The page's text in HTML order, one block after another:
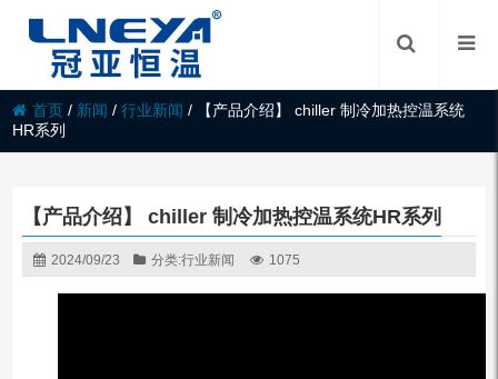
首页 / 新闻 /行业新闻 /
【产品介绍】 chiller 制冷加热控温系统
HR系列
【产品介绍】 chiller 制冷加热控温系统HR系列
2024/09/23 分类:行业新闻 1075